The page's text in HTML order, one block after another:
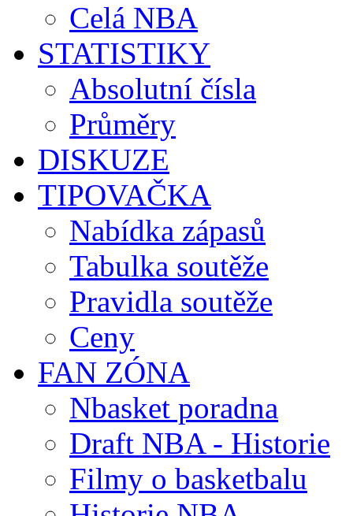
Celá NBA
STATISTIKY
Absolutní čísla
Průměry
DISKUZE
TIPOVAČKA
Nabídka zápasů
Tabulka soutěže
Pravidla soutěže
Ceny
FAN ZÓNA
Nbasket poradna
Draft NBA - Historie
Filmy o basketbalu